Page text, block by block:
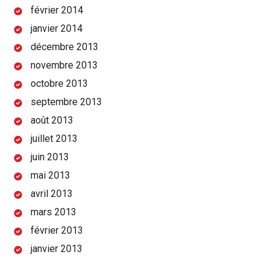
février 2014
janvier 2014
décembre 2013
novembre 2013
octobre 2013
septembre 2013
août 2013
juillet 2013
juin 2013
mai 2013
avril 2013
mars 2013
février 2013
janvier 2013